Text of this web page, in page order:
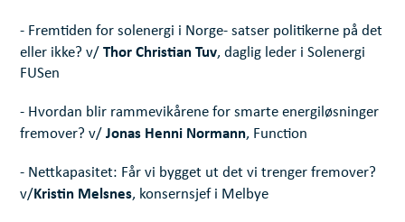
- Fremtiden for solenergi i Norge- satser politikerne på det
eller ikke? v/Thor Christian Tuv, daglig leder i Solenergi
FUSen
- Hvordan blir rammevikårene for smarte energiløsninger
fremover? v/Jonas Henni Normann, Function
- Nettkapasitet: Får vi bygget ut det vi trenger fremover?
v/Kristin Melsnes, konsernsjef i Melbye